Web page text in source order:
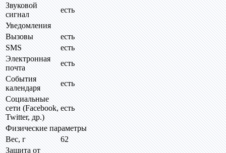
Звуковой
сигнал
есть
Уведомления
Вызовы
есть
SMS
есть
Электронная
почта
есть
События
календаря
есть
Социальные
сети (Facebook,
Twitter, др.)
есть
Физические параметры
Вес, г
62
Защита от